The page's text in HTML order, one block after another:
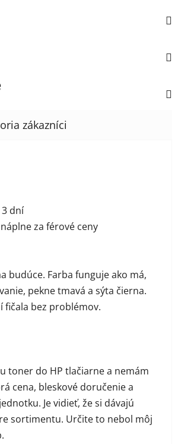
je 5 z 5 hviezdičiek.
dní
za férové ceny
budúce. Farba funguje ako má,
pekne tmavá a sýta čierna.
fičala bez problémov.
je 5 z 5 hviezdičiek.
toner do HP tlačiarne a nemám
cena, bleskové doručenie a
Je vidieť, že si dávajú
sortimentu. Určite to nebol môj